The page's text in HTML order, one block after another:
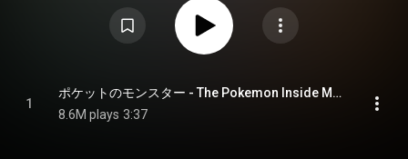
1
ポケットのモンスター - The Pokemon Inside My Heart (feat. Hatsune Miku)
8.6M plays 3:37